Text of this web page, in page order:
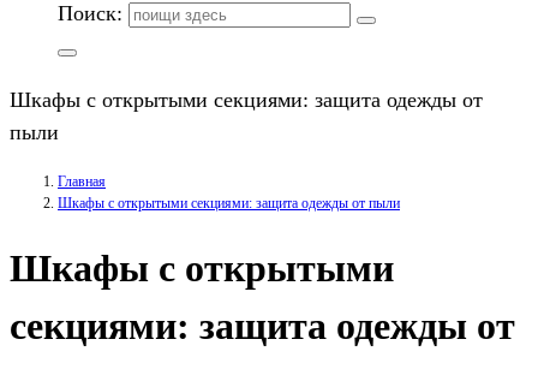
Поиск:
Шкафы с открытыми секциями: защита одежды от
пыли
Главная
Шкафы с открытыми секциями: защита одежды от пыли
Шкафы с открытыми
секциями: защита одежды от